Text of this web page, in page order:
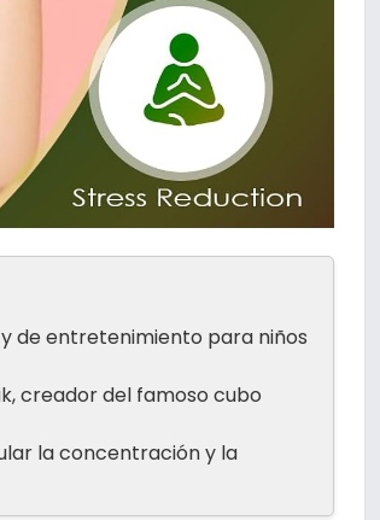
de entretenimiento para niños
creador del famoso cubo
la concentración y la